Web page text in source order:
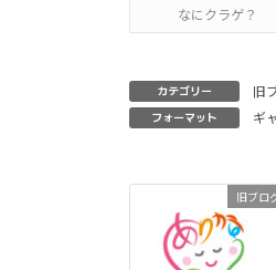
なにクラゲ？
カテゴリー 旧
フォーマット ギ
旧ブロ